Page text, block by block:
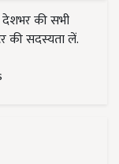
की सभी
की सदस्यता लें.